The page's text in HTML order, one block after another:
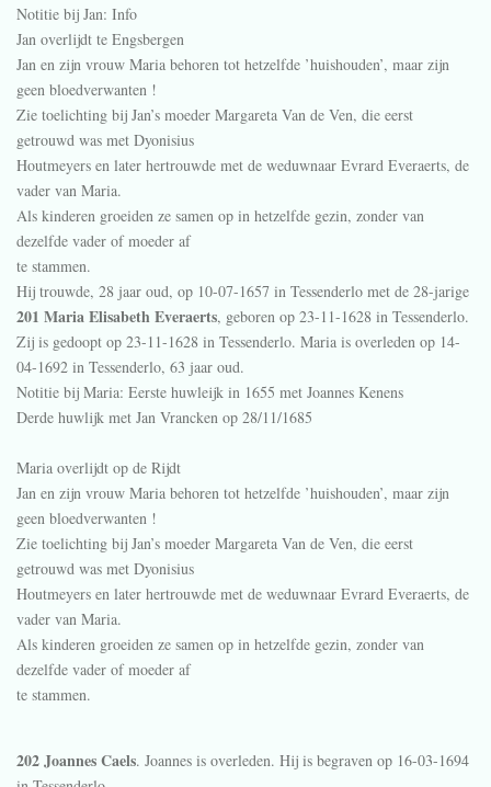
Notitie bij Jan: Info
Jan overlijdt te Engsbergen
Jan en zijn vrouw Maria behoren tot hetzelfde ’huishouden’, maar zijn
geen bloedverwanten !
Zie toelichting bij Jan’s moeder Margareta Van de Ven, die eerst
getrouwd was met Dyonisius
Houtmeyers en later hertrouwde met de weduwnaar Evrard Everaerts, de
vader van Maria.
Als kinderen groeiden ze samen op in hetzelfde gezin, zonder van
dezelfde vader of moeder af
te stammen.
Hij trouwde, 28 jaar oud, op 10-07-1657 in Tessenderlo met de 28-jarige
201 Maria Elisabeth Everaerts, geboren op 23-11-1628 in Tessenderlo.
Zij is gedoopt op 23-11-1628 in Tessenderlo. Maria is overleden op 14-
04-1692 in Tessenderlo, 63 jaar oud.
Notitie bij Maria: Eerste huwleijk in 1655 met Joannes Kenens
Derde huwlijk met Jan Vrancken op 28/11/1685
Maria overlijdt op de Rijdt
Jan en zijn vrouw Maria behoren tot hetzelfde ’huishouden’, maar zijn
geen bloedverwanten !
Zie toelichting bij Jan’s moeder Margareta Van de Ven, die eerst
getrouwd was met Dyonisius
Houtmeyers en later hertrouwde met de weduwnaar Evrard Everaerts, de
vader van Maria.
Als kinderen groeiden ze samen op in hetzelfde gezin, zonder van
dezelfde vader of moeder af
te stammen.
202 Joannes Caels. Joannes is overleden. Hij is begraven op 16-03-1694